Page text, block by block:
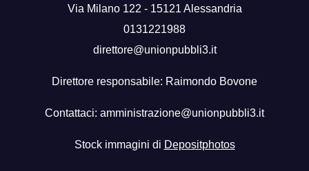
Via Milano 122 - 15121 Alessandria
0131221988
direttore@unionpubbli3.it
Direttore responsabile: Raimondo Bovone
Contattaci: amministrazione@unionpubbli3.it
Stock immagini di Depositphotos